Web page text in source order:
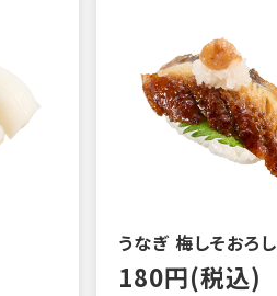
うなぎ 梅しそおろし
180円(税込)